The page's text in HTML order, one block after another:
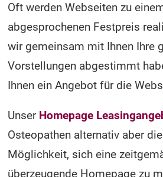
Oft werden Webseiten zu
abgesprochenen Festpreis
wir gemeinsam mit Ihnen Ihre
Vorstellungen abgestimmt
Ihnen ein Angebot für die
Unser Homepage
Osteopathen alternativ aber
Möglichkeit, sich eine
überzeugende Homepage zu